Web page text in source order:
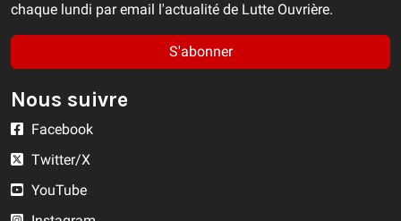
chaque lundi par email l'actualité de Lutte Ouvrière.
S'abonner
Nous suivre
Facebook
Twitter/X
YouTube